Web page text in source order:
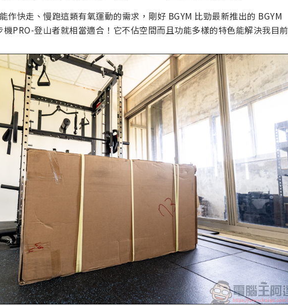
作快走、慢跑這類有氧運動的需求，剛好 BGYM 比勁最新推出的 BGYM
機PRO-登山者就相當適合！它不佔空間而且功能多樣的特色能解決我目前